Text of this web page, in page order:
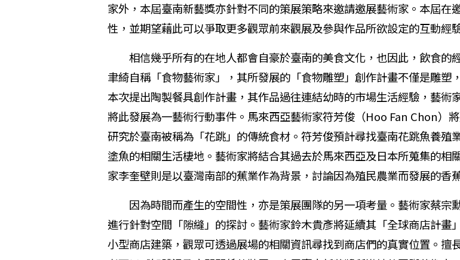
家外，本屆臺南新藝獎亦針對不同的策展策略來邀請邀展藝術家。本屆在
性，並期望藉此可以爭取更多觀眾前來觀展及參與作品所欲設定的互動經
相信幾乎所有的在地人都會自豪於臺南的美食文化，也因此，飲食的
聿綺自稱「食物藝術家」，其所發展的「食物雕塑」創作計畫不僅是雕
本次提出陶製餐具創作計畫，其作品過往連結幼時的市場生活經驗，藝術
將此發展為一藝術行動事件。馬來西亞藝術家符芳俊（Hoo Fan Chon）
研究於臺南被稱為「花跳」的傳統食材。符芳俊預計尋找臺南花跳魚養
塗魚的相關生活棲地。藝術家將結合其過去於馬來西亞及日本所蒐集的
家李奎壁則是以臺灣南部的蕉業作為背景，討論因為殖民農業而發展的香
因為時間而產生的空間性，亦是策展團隊的另一項考量。藝術家蔡宗
進行針對空間「隙縫」的探討。藝術家鈴木貴彥將延續其「全球商店計
小型商店建築，觀眾可透過展場的相關資訊尋找到商店們的真實位置。擅